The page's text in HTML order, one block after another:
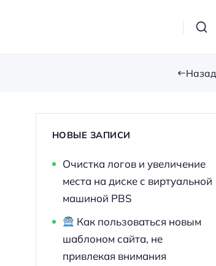
Назад
НОВЫЕ ЗАПИСИ
Очистка логов и увеличение
места на диске с виртуальной
машиной PBS
Как пользоваться новым
шаблоном сайта, не
привлекая внимания